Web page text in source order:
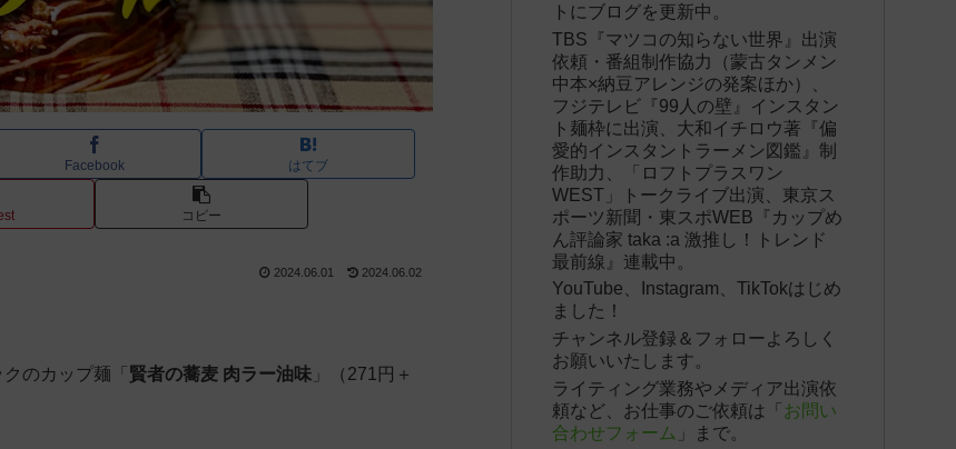
Facebook はてブ
コピー
2024.06.01 2024.06.02
のカップ麺「 賢者の蕎麦 肉ラー油味 」（271円＋
トにブログを更新中。
TBS『マツコの知らない世界』出演
依頼・番組制作協力（蒙古タンメン
中本×納豆アレンジの発案ほか）、
フジテレビ『99人の壁』インスタン
ト麺枠に出演、大和イチロウ著『偏
愛的インスタントラーメン図鑑』制
作助力、「ロフトプラスワン
WEST」トークライブ出演、東京ス
ポーツ新聞・東スポWEB『カップめ
ん評論家 taka :a 激推し！トレンド
最前線』連載中。
YouTube、Instagram、TikTokはじめ
ました！
チャンネル登録＆フォローよろしく
お願いいたします。
ライティング業務やメディア出演依
頼など、お仕事のご依頼は「 お問い
合わせフォーム 」まで。